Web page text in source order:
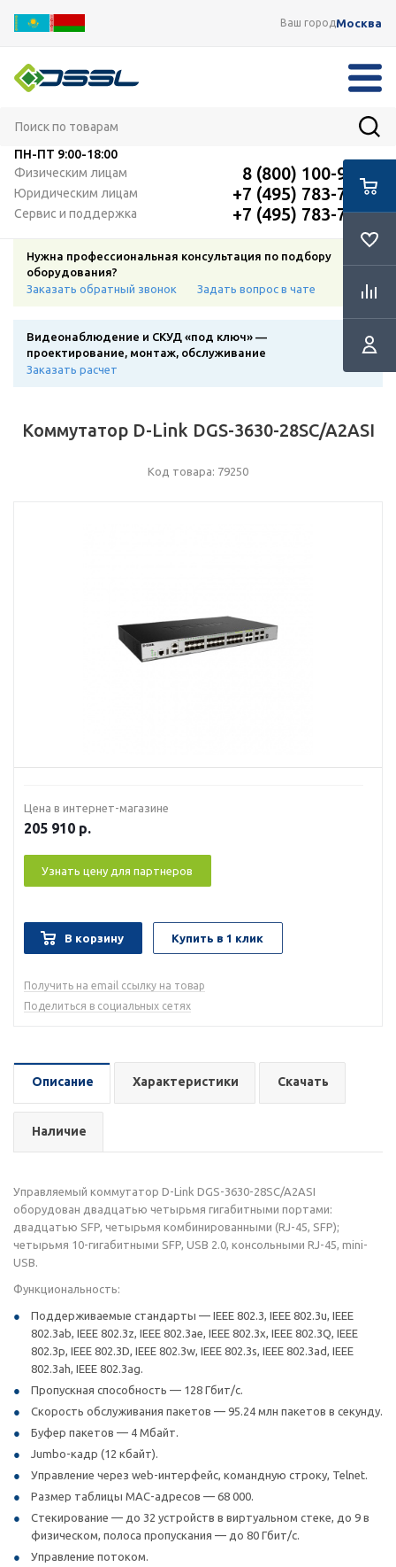
Ваш городМосква
ПН-ПТ 9:00-18:00
Физическим лицам
8 (800) 100-91-12
Юридическим лицам +7 (495) 783-72-87
Сервис и поддержка +7 (495) 783-72-87
Нужна профессиональная консультация по подбору
оборудования?
Заказать обратный звонок
Задать вопрос в чате
Видеонаблюдение и СКУД «под ключ» —
проектирование, монтаж, обслуживание
Заказать расчет
Коммутатор D-Link DGS-3630-28SC/A2ASI
Код товара: 79250
Цена в интернет-магазине
205 910 р.
Узнать цену для партнеров
В корзину Купить в 1 клик
Получить на email ссылку на товар
Поделиться в социальных сетях
Описание Характеристики Скачать
Наличие
Управляемый коммутатор D-Link DGS-3630-28SC/A2ASI
оборудован двадцатью четырьмя гигабитными портами:
двадцатью SFP, четырьмя комбинированными (RJ-45, SFP);
четырьмя 10-гигабитными SFP, USB 2.0, консольными RJ-45, mini-
USB.
Функциональность:
Поддерживаемые стандарты — IEEE 802.3, IEEE 802.3u, IEEE
802.3ab, IEEE 802.3z, IEEE 802.3ae, IEEE 802.3x, IEEE 802.3Q, IEEE
802.3p, IEEE 802.3D, IEEE 802.3w, IEEE 802.3s, IEEE 802.3ad, IEEE
802.3ah, IEEE 802.3ag.
Пропускная способность — 128 Гбит/с.
Скорость обслуживания пакетов — 95.24 млн пакетов в секунду.
Буфер пакетов — 4 Мбайт.
Jumbo-кадр (12 кбайт).
Управление через web-интерфейс, командную строку, Telnet.
Размер таблицы MAC-адресов — 68 000.
Стекирование — до 32 устройств в виртуальном стеке, до 9 в
физическом, полоса пропускания — до 80 Гбит/с.
Управление потоком.